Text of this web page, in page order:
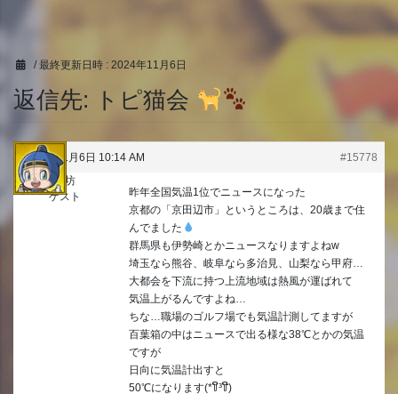
/ 最終更新日時 : 2024年11月6日
返信先: トピ猫会
2024年11月6日 10:14 AM
#15778
うり坊
ゲスト
昨年全国気温1位でニュースになった
京都の「京田辺市」というところは、20歳まで住
んでました‪
群馬県も伊勢崎とかニュースなりますよねw
埼玉なら熊谷、岐阜なら多治見、山梨なら甲府…
大都会を下流に持つ上流地域は熱風が運ばれて
気温上がるんですよね…
ちな…職場のゴルフ場でも気温計測してますが
百葉箱の中はニュースで出る様な38℃とかの気温
ですが
日向に気温計出すと
50℃になります(*꒦ິ³꒦ີ)